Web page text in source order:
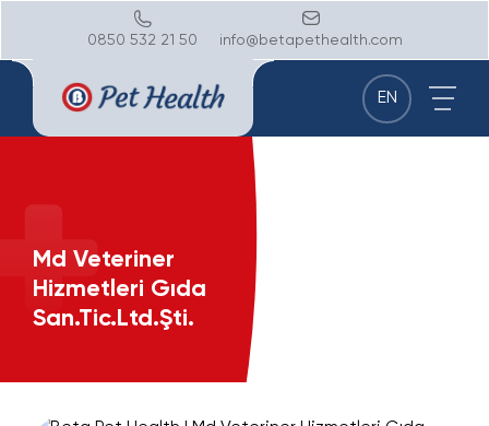
0850 532 21 50 info@betapethealth.com
EN
Md Veteriner
Hizmetleri Gıda
San.Tic.Ltd.Şti.